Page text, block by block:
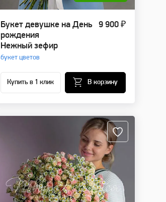
Букет девушке на День
рождения
Нежный зефир
букет цветов
9 900 ₽
Купить в 1 клик В корзину